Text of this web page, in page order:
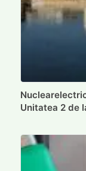
Unitatea 2 de